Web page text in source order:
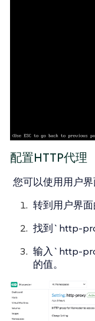
配置HTTP代理
您可以使用用户界
转到用户界面
找到`http-
输入`http-
的值。